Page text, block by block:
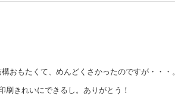
おもたくて、めんどくさかったのですが・・
きれいにできるし。ありがとう！